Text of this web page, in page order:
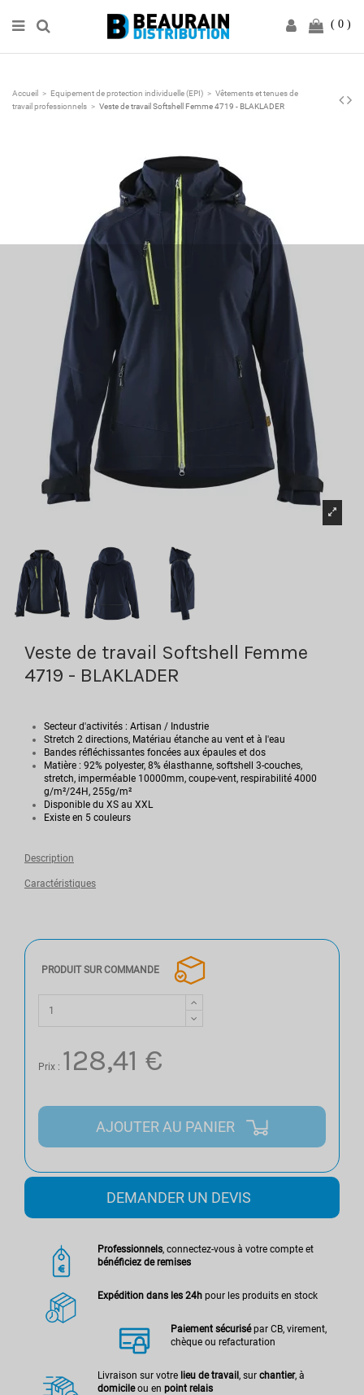
0
Accueil Equipement de protection individuelle (EPI)
Vêtements et tenues de
travail professionnels
Veste de travail Softshell Femme 4719 - BLAKLADER
Veste de travail Softshell Femme
4719 - BLAKLADER
Secteur d'activités : Artisan / Industrie
Stretch 2 directions, Matériau étanche au vent et à l'eau
Bandes réfléchissantes foncées aux épaules et dos
Matière : 92% polyester, 8% élasthanne, softshell 3-couches,
stretch, imperméable 10000mm, coupe-vent, respirabilité 4000
g/m²/24H, 255g/m²
Disponible du XS au XXL
Existe en 5 couleurs
Description
Caractéristiques
PRODUIT SUR COMMANDE
Prix : 128,41 €
AJOUTER AU PANIER
DEMANDER UN DEVIS
Professionnels, connectez-vous à votre compte et
bénéficiez de remises
Expédition dans les 24h pour les produits en stock
Paiement sécurisépar CB, virement,
chèque ou refacturation
Livraison sur votre lieu de travail, sur chantier, à
domicileou en point relais